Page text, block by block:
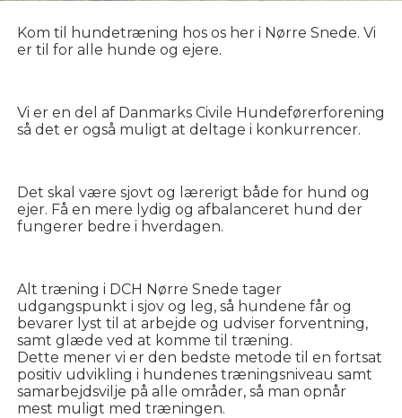
Kom til hundetræning hos os her i Nørre Snede. Vi
er til for alle hunde og ejere.
Vi er en del af Danmarks Civile Hundeførerforening
så det er også muligt at deltage i konkurrencer.
Det skal være sjovt og lærerigt både for hund og
ejer. Få en mere lydig og afbalanceret hund der
fungerer bedre i hverdagen.
Alt træning i DCH Nørre Snede tager
udgangspunkt i sjov og leg, så hundene får og
bevarer lyst til at arbejde og udviser forventning,
samt glæde ved at komme til træning.
Dette mener vi er den bedste metode til en fortsat
positiv udvikling i hundenes træningsniveau samt
samarbejdsvilje på alle områder, så man opnår
mest muligt med træningen.